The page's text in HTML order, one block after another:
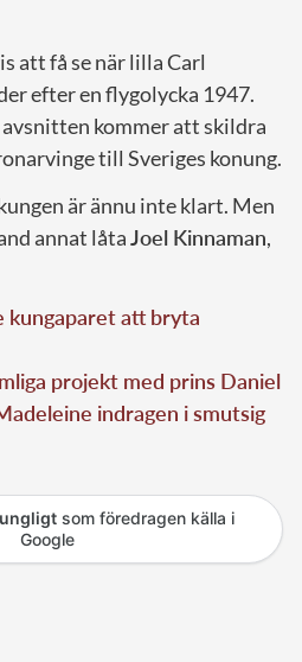
att få se när lilla Carl
efter en flygolycka 1947.
avsnitten kommer att skildra
till Sveriges konung.
är ännu inte klart. Men
annat låtaJoel Kinnaman,
kungaparet att bryta
projekt med prins Daniel
indragen i smutsig
som föredragen källa i
Google